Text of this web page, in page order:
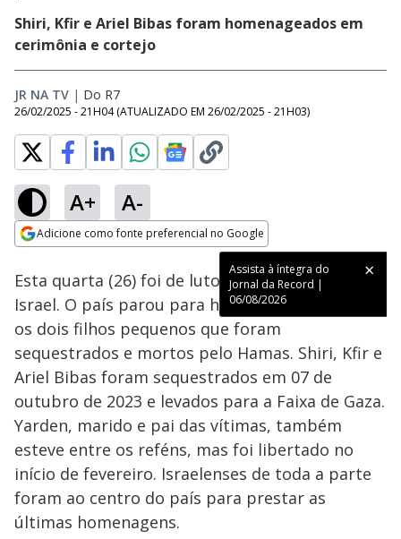
Shiri, Kfir e Ariel Bibas foram homenageados em
cerimônia e cortejo
JR NA TV | Do R7
26/02/2025 - 21H04 (ATUALIZADO EM 26/02/2025 - 21H03)
A+ A-
Adicione como fonte preferencial no Google
Assista à íntegra do
Jornal da Record |
06/08/2026
Ativar
79.01%
Esta quarta (26) foi de luto e tristeza para
Israel. O país parou para homenagear a mãe e
os dois filhos pequenos que foram
sequestrados e mortos pelo Hamas. Shiri, Kfir e
Ariel Bibas foram sequestrados em 07 de
outubro de 2023 e levados para a Faixa de Gaza.
Yarden, marido e pai das vítimas, também
esteve entre os reféns, mas foi libertado no
início de fevereiro. Israelenses de toda a parte
foram ao centro do país para prestar as
últimas homenagens.